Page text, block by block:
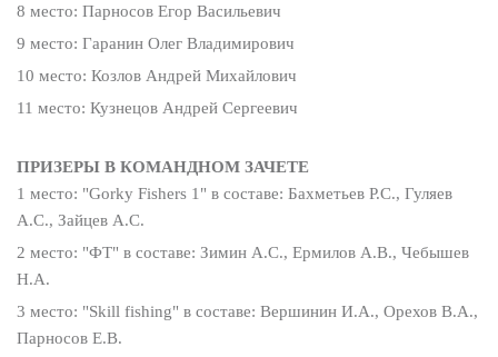
8 место: Парносов Егор Васильевич
9 место: Гаранин Олег Владимирович
10 место: Козлов Андрей Михайлович
11 место: Кузнецов Андрей Сергеевич
ПРИЗЕРЫ В КОМАНДНОМ ЗАЧЕТЕ
1 место: "Gorky Fishers 1" в составе: Бахметьев Р.С., Гуляев
А.С., Зайцев А.С.
2 место: "ФТ" в составе: Зимин А.С., Ермилов А.В., Чебышев
Н.А.
3 место: "Skill fishing" в составе: Вершинин И.А., Орехов В.А.,
Парносов Е.В.